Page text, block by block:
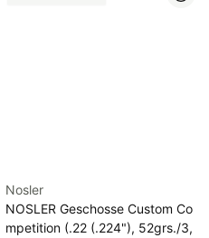
Nosler
NOSLER Geschosse Custom Co
mpetition (.22 (.224"), 52grs./3,